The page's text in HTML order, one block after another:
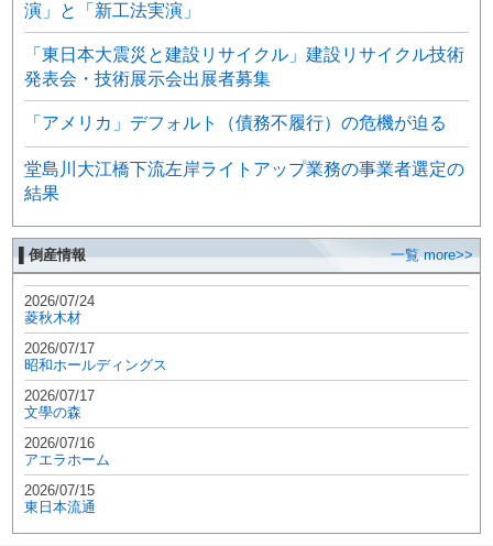
演」と「新工法実演」
「東日本大震災と建設リサイクル」建設リサイクル技術
発表会・技術展示会出展者募集
「アメリカ」デフォルト（債務不履行）の危機が迫る
堂島川大江橋下流左岸ライトアップ業務の事業者選定の
結果
▌倒産情報 一覧 more>>
2026/07/24
菱秋木材
2026/07/17
昭和ホールディングス
2026/07/17
文學の森
2026/07/16
アエラホーム
2026/07/15
東日本流通